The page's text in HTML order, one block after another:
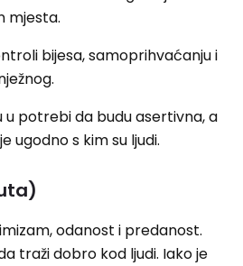
mjesta.
bijesa, samoprihvaćanju i
u potrebi da budu asertivna, a
ugodno s kim su ljudi.
odanost i predanost.
traži dobro kod ljudi. Iako je